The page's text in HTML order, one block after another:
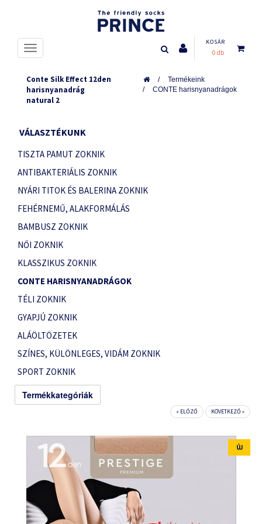
KOSÁR
0 db
Conte Silk Effect 12den
harisnyanadrág
natural 2
Termékeink
CONTE harisnyanadrágok
VÁLASZTÉKUNK
TISZTA PAMUT ZOKNIK
ANTIBAKTERIÁLIS ZOKNIK
NYÁRI TITOK ÉS BALERINA ZOKNIK
FEHÉRNEMŰ, ALAKFORMÁLÁS
BAMBUSZ ZOKNIK
NŐI ZOKNIK
KLASSZIKUS ZOKNIK
CONTE HARISNYANADRÁGOK
TÉLI ZOKNIK
GYAPJÚ ZOKNIK
ALÁÖLTÖZETEK
SZÍNES, KÜLÖNLEGES, VIDÁM ZOKNIK
SPORT ZOKNIK
Termékkategóriák
« ELŐZŐ KÖVETKEZŐ »
ÚJ